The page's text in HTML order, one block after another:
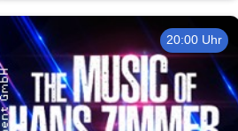
20:00 Uhr